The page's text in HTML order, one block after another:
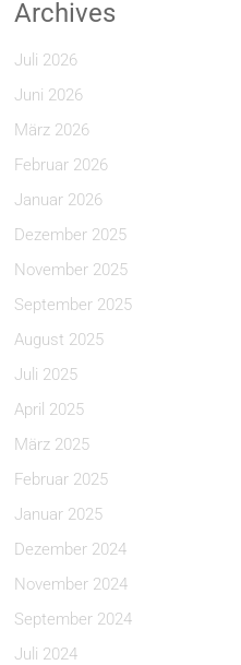
Archives
Juli 2026
Juni 2026
März 2026
Februar 2026
Januar 2026
Dezember 2025
November 2025
September 2025
August 2025
Juli 2025
April 2025
März 2025
Februar 2025
Januar 2025
Dezember 2024
November 2024
September 2024
Juli 2024